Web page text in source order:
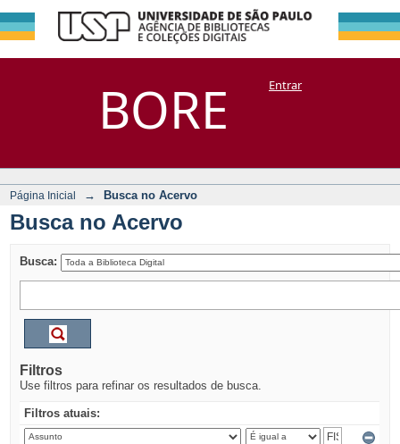
BORE
Busca no Acervo
DSpace/Manakin + CoriscoEntrar
Página Inicial → Busca no Acervo
Busca no Acervo
Busca:
Filtros
Use filtros para refinar os resultados de busca.
Filtros atuais: